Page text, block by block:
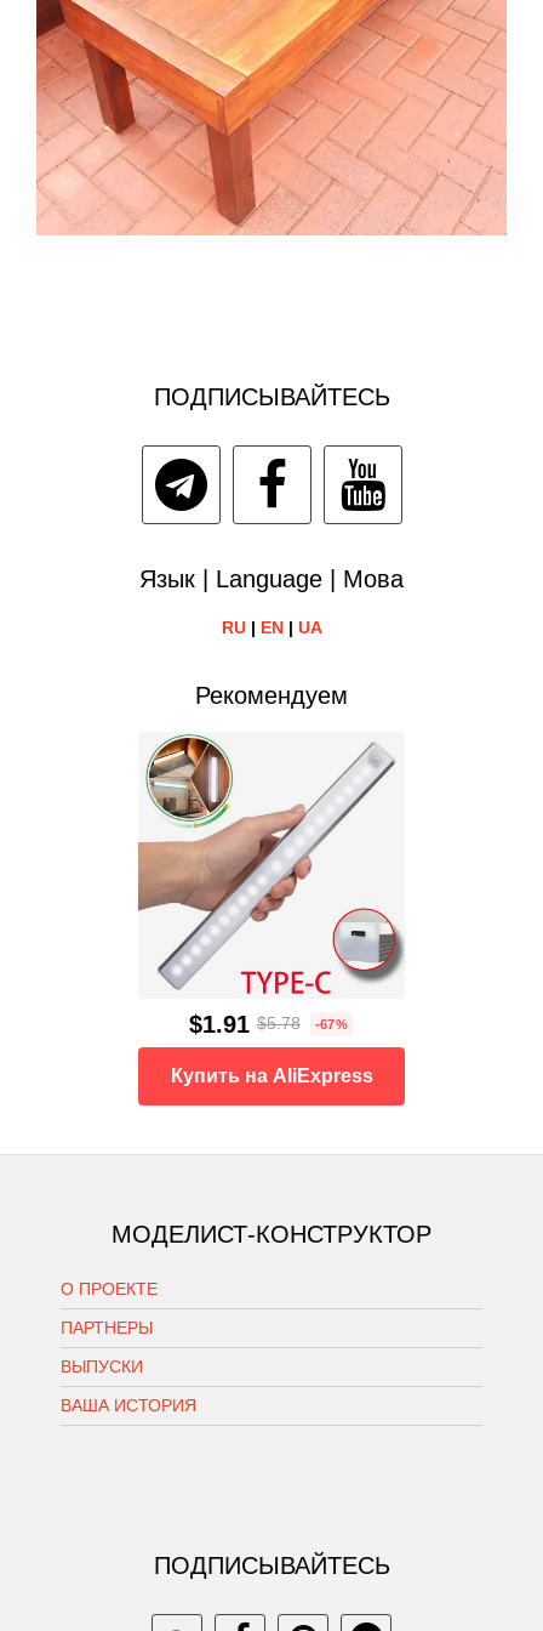
ПОДПИСЫВАЙТЕСЬ
Язык | Language | Мова
RU| EN| UA
Рекомендуем
$1.91 $5.78 -67%
Купить на AliExpress
МОДЕЛИСТ-КОНСТРУКТОР
О ПРОЕКТЕ
ПАРТНЕРЫ
ВЫПУСКИ
ВАША ИСТОРИЯ
ПОДПИСЫВАЙТЕСЬ